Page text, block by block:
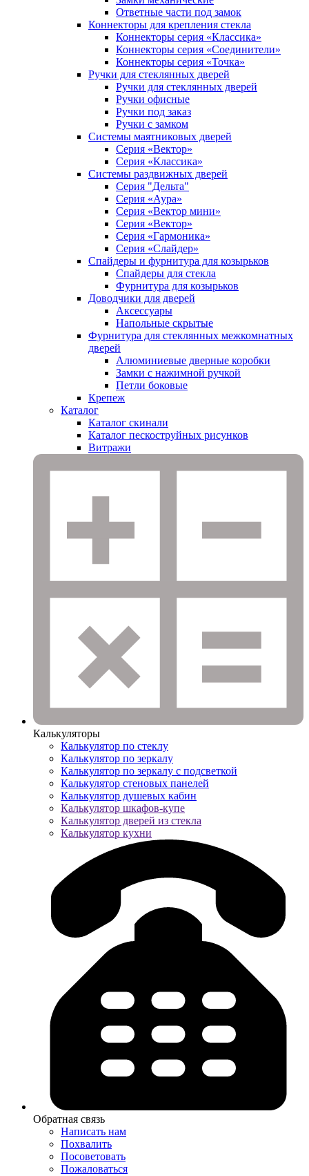
Ответные части под замок
Коннекторы для крепления стекла
Коннекторы серия «Классика»
Коннекторы серия «Соединители»
Коннекторы серия «Точка»
Ручки для стеклянных дверей
Ручки для стеклянных дверей
Ручки офисные
Ручки под заказ
Ручки с замком
Системы маятниковых дверей
Серия «Вектор»
Серия «Классика»
Системы раздвижных дверей
Серия "Дельта"
Серия «Аура»
Серия «Вектор мини»
Серия «Вектор»
Серия «Гармоника»
Серия «Слайдер»
Спайдеры и фурнитура для козырьков
Спайдеры для стекла
Фурнитура для козырьков
Доводчики для дверей
Аксессуары
Напольные скрытые
Фурнитура для стеклянных межкомнатных
дверей
Алюминиевые дверные коробки
Замки с нажимной ручкой
Петли боковые
Крепеж
Каталог
Каталог скинали
Каталог пескоструйных рисунков
Витражи
Калькуляторы
Калькулятор по стеклу
Калькулятор по зеркалу
Калькулятор по зеркалу с подсветкой
Калькулятор стеновых панелей
Калькулятор душевых кабин
Калькулятор шкафов-купе
Калькулятор дверей из стекла
Калькулятор кухни
Обратная связь
Написать нам
Похвалить
Посоветовать
Пожаловаться